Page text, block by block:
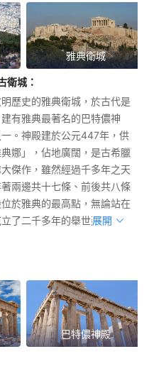
雅典衛城
衛城：
歷史的雅典衛城，於古代是
有雅典最著名的巴特儂神
。神殿建於公元447年，供
娜」，佔地廣闊，是古希臘
傑作，雖然經過千多年之天
兩邊共十七條、前後共八條
於雅典的最高點，無論站在
了二千多年的舉世建築。
展開
巴特儂神殿